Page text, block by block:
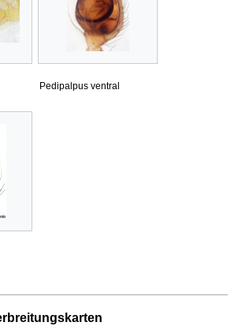
Pedipalpus ventral